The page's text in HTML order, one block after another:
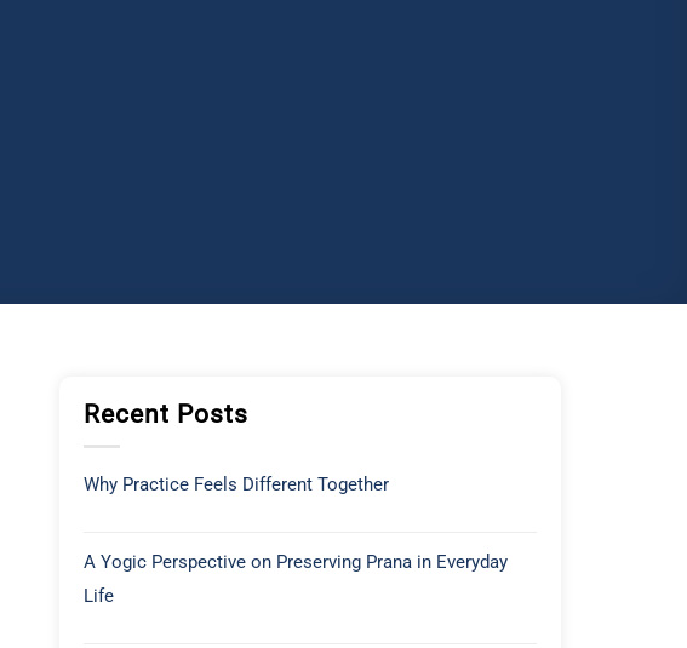
Recent Posts
Why Practice Feels Different Together
A Yogic Perspective on Preserving Prana in Everyday
Life